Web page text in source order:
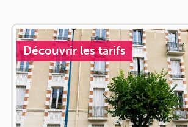
Découvrir les tarifs